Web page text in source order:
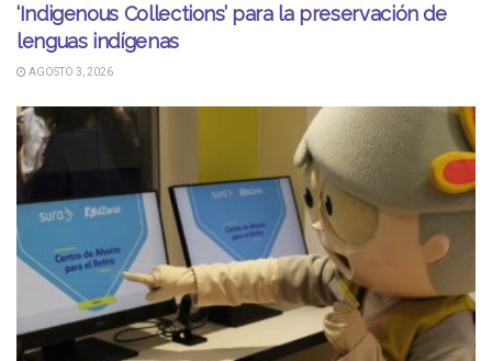
‘Indigenous Collections’ para la preservación de
lenguas indígenas
AGOSTO 3, 2026